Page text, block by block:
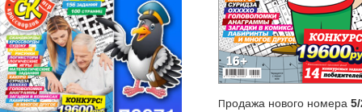
П родажа нового номера